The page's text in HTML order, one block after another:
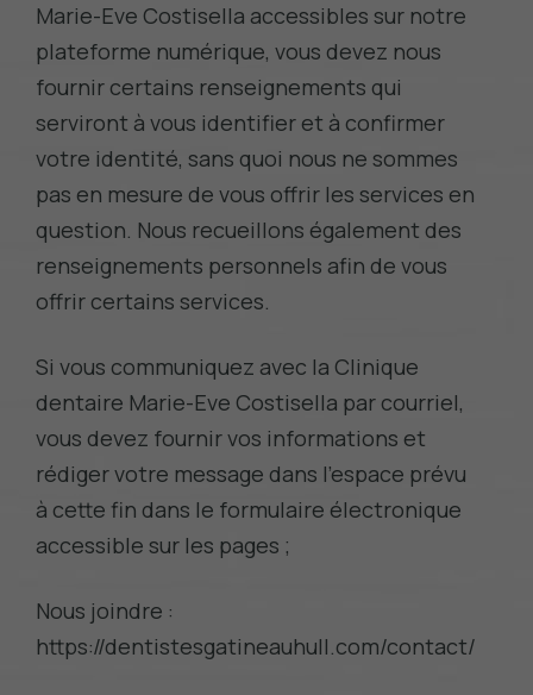
Marie-Eve Costisella accessibles sur notre
plateforme numérique, vous devez nous
fournir certains renseignements qui
serviront à vous identifier et à confirmer
votre identité, sans quoi nous ne sommes
pas en mesure de vous offrir les services en
question. Nous recueillons également des
renseignements personnels afin de vous
offrir certains services.
Si vous communiquez avec la Clinique
dentaire Marie-Eve Costisella par courriel,
vous devez fournir vos informations et
rédiger votre message dans l’espace prévu
à cette fin dans le formulaire électronique
accessible sur les pages ;
Nous joindre :
https://dentistesgatineauhull.com/contact/